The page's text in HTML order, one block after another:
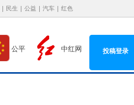
民生 公益 汽车 红色
公平 中红网 投稿登录